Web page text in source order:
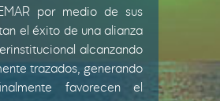
por medio de sus
el éxito de una alianza
alcanzando
trazados, generando
favorecen el